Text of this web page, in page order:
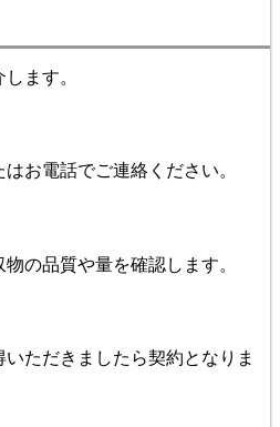
ます。
お電話でご連絡ください。
の品質や量を確認します。
ただきましたら契約となりま